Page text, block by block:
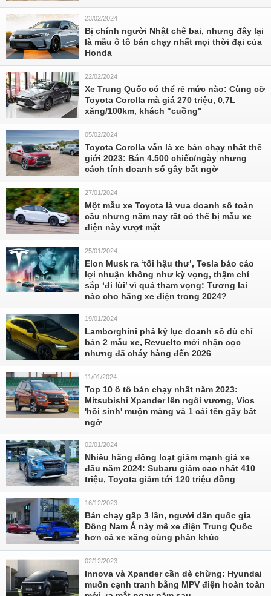
23/02/2024
Bị chính người Nhật chê bai, nhưng đây lại
là mẫu ô tô bán chạy nhất mọi thời đại của
Honda
22/02/2024
Xe Trung Quốc có thể rẻ mức nào: Cùng cỡ
Toyota Corolla mà giá 270 triệu, 0,7L
xăng/100km, khách "cuồng"
05/02/2024
Toyota Corolla vẫn là xe bán chạy nhất thế
giới 2023: Bán 4.500 chiếc/ngày nhưng
cách tính doanh số gây bất ngờ
27/01/2024
Một mẫu xe Toyota là vua doanh số toàn
cầu nhưng năm nay rất có thể bị mẫu xe
điện này vượt mặt
25/01/2024
Elon Musk ra ‘tối hậu thư’, Tesla báo cáo
lợi nhuận không như kỳ vọng, thậm chí
sắp ‘đi lùi’ vì quá tham vọng: Tương lai
nào cho hãng xe điện trong 2024?
19/01/2024
Lamborghini phá kỷ lục doanh số dù chỉ
bán 2 mẫu xe, Revuelto mới nhận cọc
nhưng đã cháy hàng đến 2026
11/01/2024
Top 10 ô tô bán chạy nhất năm 2023:
Mitsubishi Xpander lên ngôi vương, Vios
'hồi sinh' muộn màng và 1 cái tên gây bất
ngờ
02/01/2024
Nhiều hãng đồng loạt giảm mạnh giá xe
đầu năm 2024: Subaru giảm cao nhất 410
triệu, Toyota giảm tới 120 triệu đồng
16/12/2023
Bán chạy gấp 3 lần, người dân quốc gia
Đông Nam Á này mê xe điện Trung Quốc
hơn cả xe xăng cùng phân khúc
02/12/2023
Innova và Xpander cần dè chừng: Hyundai
muốn cạnh tranh bằng MPV điện hoàn toàn